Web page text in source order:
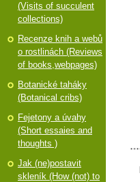
(Visits of succulent
collections)
Recenze knih a webů
o rostlinách (Reviews
of books,webpages)
Botanické taháky
(Botanical cribs)
Fejetony a úvahy
(Short essaies and
thoughts )
Jak (ne)postavit
skleník (How (not) to